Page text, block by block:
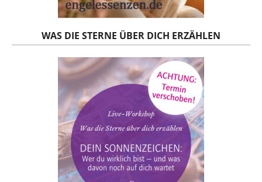
WAS DIE STERNE ÜBER DICH ERZÄHLEN